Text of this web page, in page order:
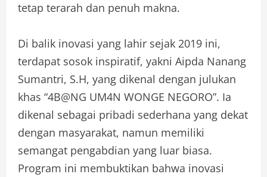
tetap terarah dan penuh makna.
Di balik inovasi yang lahir sejak 2019 ini,
terdapat sosok inspiratif, yakni Aipda Nanang
Sumantri, S.H, yang dikenal dengan julukan
khas “4B@NG UM4N WONGE NEGORO”. Ia
dikenal sebagai pribadi sederhana yang dekat
dengan masyarakat, namun memiliki
semangat pengabdian yang luar biasa.
Program ini membuktikan bahwa inovasi